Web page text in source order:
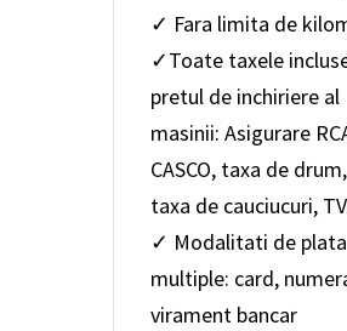
✓ Fara limita de
✓Toate taxele
pretul de inchiriere al
masinii: Asigurare
CASCO, taxa de drum,
taxa de cauciucuri,
✓ Modalitati de plata
multiple: card,
virament bancar